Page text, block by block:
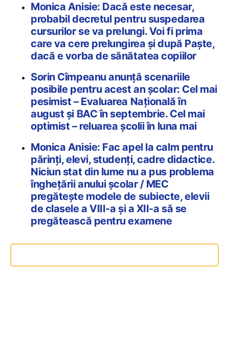
Monica Anisie: Dacă este necesar,
probabil decretul pentru suspedarea
cursurilor se va prelungi. Voi fi prima
care va cere prelungirea și după Paște,
dacă e vorba de sănătatea copiilor
Sorin Cîmpeanu anunță scenariile
posibile pentru acest an școlar: Cel mai
pesimist – Evaluarea Națională în
august și BAC în septembrie. Cel mai
optimist – reluarea școlii în luna mai
Monica Anisie: Fac apel la calm pentru
părinți, elevi, studenți, cadre didactice.
Niciun stat din lume nu a pus problema
înghețării anului școlar / MEC
pregătește modele de subiecte, elevii
de clasele a VIII-a și a XII-a să se
pregătească pentru examene